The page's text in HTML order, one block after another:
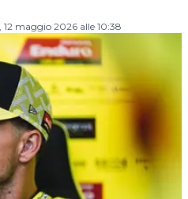
12 maggio 2026 alle 10:38